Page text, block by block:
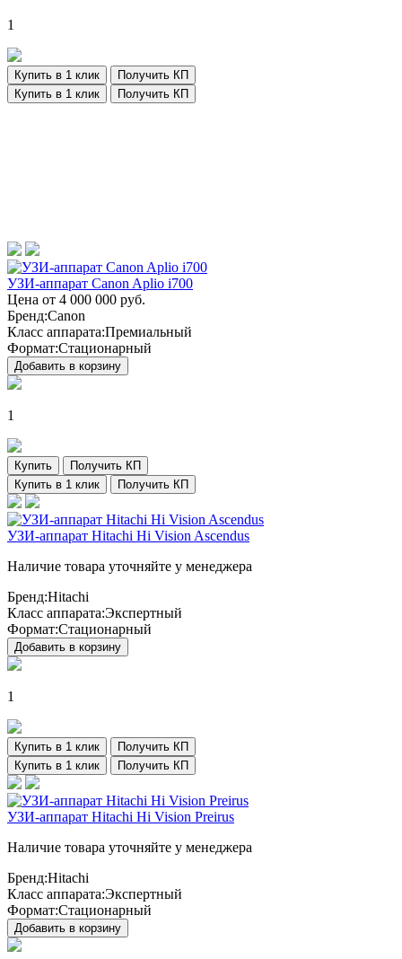
1
Купить в 1 клик
Получить КП
Купить в 1 клик
Получить КП
УЗИ-аппарат Canon Aplio i700
Цена от 4 000 000 руб.
Бренд:Canon
Класс аппарата:Премиальный
Формат:Стационарный
Добавить в корзину
1
Купить
Получить КП
Купить в 1 клик
Получить КП
УЗИ-аппарат Hitachi Hi Vision Ascendus
Наличие товара уточняйте у менеджера
Бренд:Hitachi
Класс аппарата:Экспертный
Формат:Стационарный
Добавить в корзину
1
Купить в 1 клик
Получить КП
Купить в 1 клик
Получить КП
УЗИ-аппарат Hitachi Hi Vision Preirus
Наличие товара уточняйте у менеджера
Бренд:Hitachi
Класс аппарата:Экспертный
Формат:Стационарный
Добавить в корзину